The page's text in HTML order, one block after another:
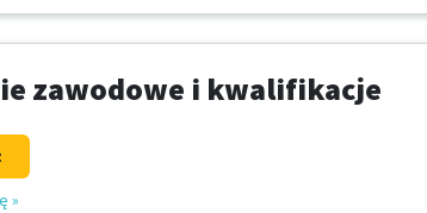
zawodowe i kwalifikacje
»